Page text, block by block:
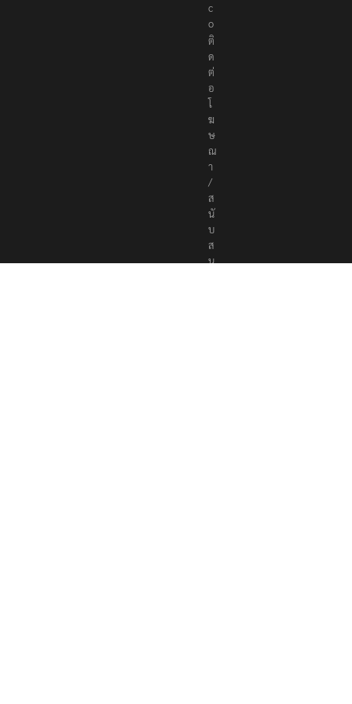
c
o
ติ
ด
ต่
อ
โ
ฆ
ษ
ณ
า
/
ส
นั
บ
ส
นุ